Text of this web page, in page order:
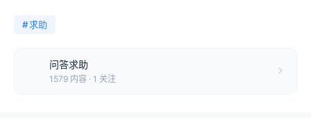
#求助
问答求助
1579 内容 · 1 关注